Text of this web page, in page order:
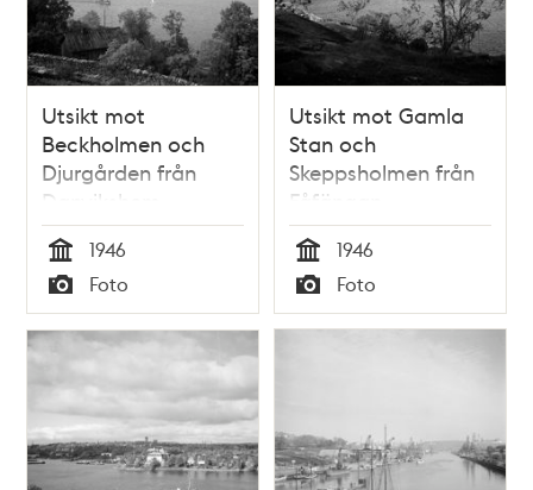
Utsikt mot
Beckholmen och
Djurgården från
Danvikshem
Tid
1946
Typ
Foto
Utsikt mot Gamla
Stan och
Skeppsholmen från
Fåfängan
Tid
1946
Typ
Foto